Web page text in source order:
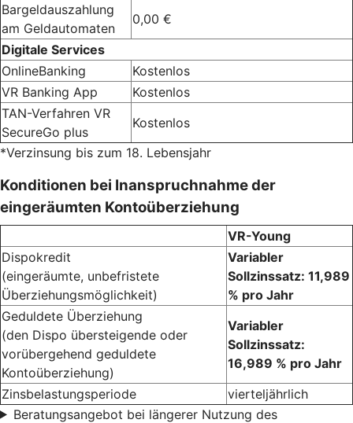
Bargeldauszahlung
am Geldautomaten
0,00 €
Digitale Services
OnlineBanking
Kostenlos
VR Banking App
Kostenlos
TAN-Verfahren VR
SecureGo plus
Kostenlos
*Verzinsung bis zum 18. Lebensjahr
Konditionen bei Inanspruchnahme der
eingeräumten Kontoüberziehung
VR-Young
Dispokredit
(eingeräumte, unbefristete
Überziehungsmöglichkeit)
Variabler
Sollzinssatz: 11,989
% pro Jahr
Geduldete Überziehung
(den Dispo übersteigende oder
vorübergehend geduldete
Kontoüberziehung)
Variabler
Sollzinssatz:
16,989 % pro Jahr
Zinsbelastungsperiode
vierteljährlich
Beratungsangebot bei längerer Nutzung des